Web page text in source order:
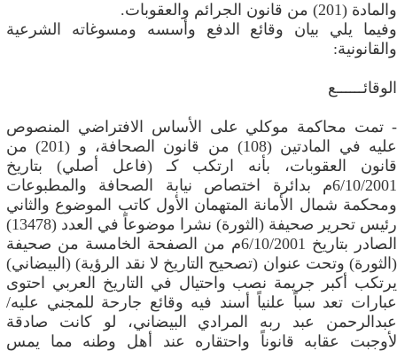
والمادة (201) من قانون الجرائم والعقوبات.
وفيما يلي بيان وقائع الدفع وأسسه ومسوغاته الشرعية
والقانونية:
الوقائــــــع
- تمت محاكمة موكلي على الأساس الافتراضي المنصوص
عليه في المادتين (108) من قانون الصحافة، و (201) من
قانون العقوبات، بأنه ارتكب كـ (فاعل أصلي) بتاريخ
6/10/2001م بدائرة اختصاص نيابة الصحافة والمطبوعات
ومحكمة شمال الأمانة المتهمان الأول كاتب الموضوع والثاني
رئيس تحرير صحيفة (الثورة) نشرا موضوعاً في العدد (13478)
الصادر بتاريخ 6/10/2001م من الصفحة الخامسة من صحيفة
(الثورة) وتحت عنوان (تصحيح التاريخ لا نقد الرؤية) (البيضاني)
يرتكب أكبر جريمة نصب واحتيال في التاريخ العربي احتوى
عبارات تعد سباً علنياً أسند فيه وقائع جارحة للمجني عليه/
عبدالرحمن عبد ربه المرادي البيضاني، لو كانت صادقة
لأوجبت عقابه قانوناً واحتقاره عند أهل وطنه مما يمس